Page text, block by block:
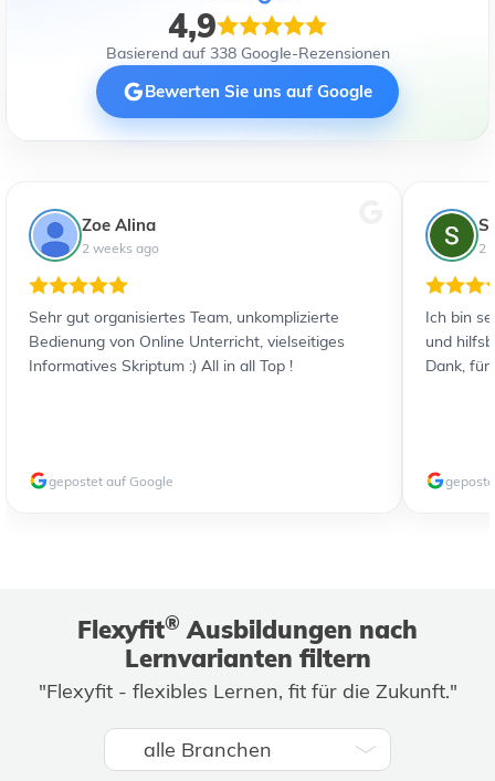
4,9
Basierend auf 338 Google-Rezensionen
Bewerten Sie uns auf Google
Zoe Alina
2 weeks ago
Sehr gut organisiertes Team, unkomplizierte
Bedienung von Online Unterricht, vielseitiges
Informatives Skriptum :) All in all Top !
gepostet auf Google
2
Ich bin
und
Dank, für
Flexyfit® Ausbildungen nach
Lernvarianten filtern
"Flexyfit - flexibles Lernen, fit für die Zukunft."